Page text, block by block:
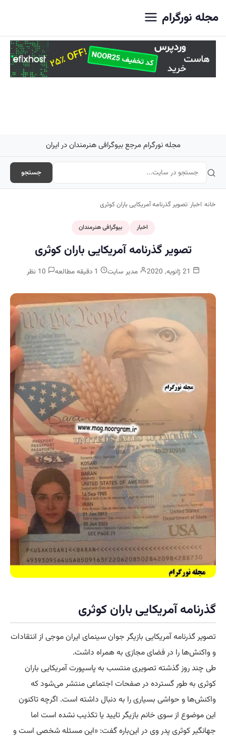
مجله نورگرام
مجله نورگرام مرجع بیوگرافی هنرمندان در ایران
جستجو
خانه/اخبار/تصویر گذرنامه آمریکایی باران کوثری
اخبار بیوگرافی هنرمندان
تصویر گذرنامه آمریکایی باران کوثری
مدیر سایت
گذرنامه آمریکایی باران کوثری
تصویر گذرنامه آمریکایی بازیگر جوان سینمای ایران موجی از انتقادات
و واکنش‌ها را در فضای مجازی به همراه داشت.
طی چند روز گذشته تصویری منتسب به پاسپورت آمریکایی باران
کوثری به طور گسترده در صفحات اجتماعی منتشر می‌شود که
واکنش‌ها و حواشی بسیاری را به دنبال داشته است. اگرچه تاکنون
این موضوع از سوی خانم بازیگر تایید یا تکذیب نشده است اما
جهانگیر کوثری پدر وی در این‌باره گفت: «این مسئله شخصی است و